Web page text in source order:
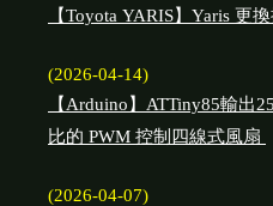
【Toyota YARIS】Yaris 更
(2026-04-14)
【Arduino】ATTiny85輸出
比的 PWM 控制四線式風扇
(2026-04-07)